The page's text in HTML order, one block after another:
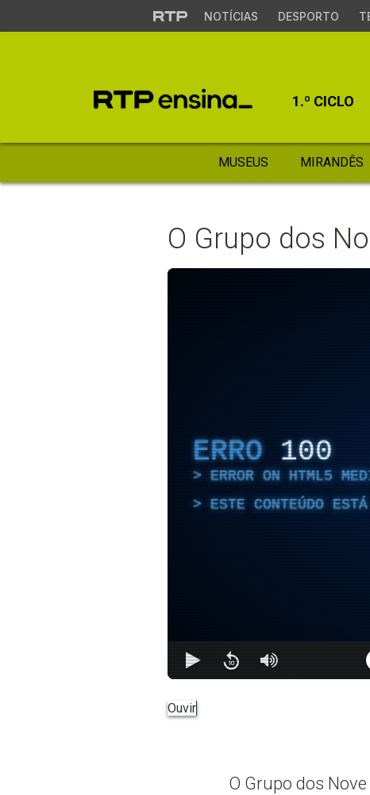
NOTÍCIAS DESPORTO
1.º CICLO
MUSEUS MIRANDÊS
O Grupo dos
ERRO 100
ERROR ON HTML5
ESTE CONTEÚDO
Ouvir
O Grupo dos